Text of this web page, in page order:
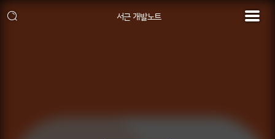
서근 개발노트